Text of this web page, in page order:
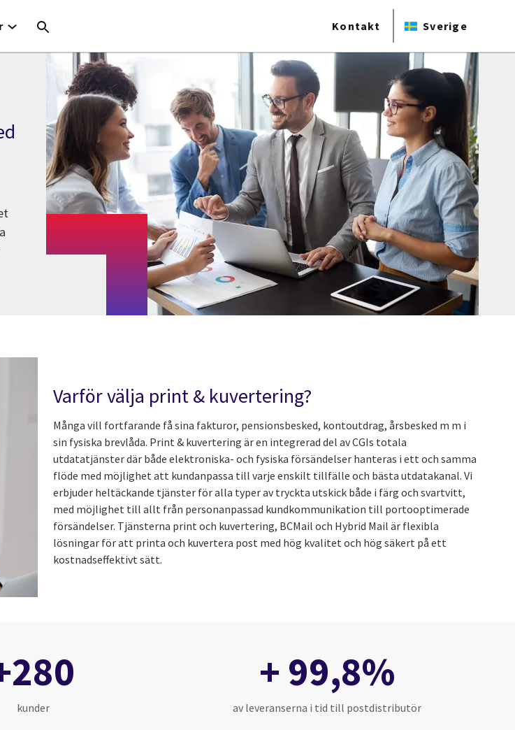
Kontakt Sverige
Varför välja print & kuvertering?
Många vill fortfarande få sina fakturor, pensionsbesked, kontoutdrag, årsbesked m m i
sin fysiska brevlåda. Print & kuvertering är en integrerad del av CGIs totala
utdatatjänster där både elektroniska- och fysiska försändelser hanteras i ett och samma
flöde med möjlighet att kundanpassa till varje enskilt tillfälle och bästa utdatakanal. Vi
erbjuder heltäckande tjänster för alla typer av tryckta utskick både i färg och svartvitt,
med möjlighet till allt från personanpassad kundkommunikation till portooptimerade
försändelser. Tjänsterna print och kuvertering, BCMail och Hybrid Mail är flexibla
lösningar för att printa och kuvertera post med hög kvalitet och hög säkert på ett
kostnadseffektivt sätt.
kunder
+ 99,8%
av leveranserna i tid till postdistributör